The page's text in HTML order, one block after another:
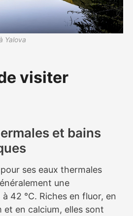
Yalova
visiter
et bains
ses eaux thermales
une
42 °C. Riches en fluor, en
et en calcium, elles sont